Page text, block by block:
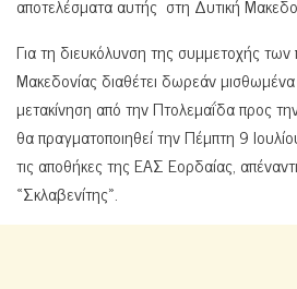
Για τη διευκόλυνση της συμμετοχής
Μακεδονίας διαθέτει δωρεάν
μετακίνηση από την Πτολεμαΐδα προς
θα πραγματοποιηθεί την Πέμπτη 9
τις αποθήκες της ΕΑΣ Εορδαίας,
«Σκλαβενίτης».